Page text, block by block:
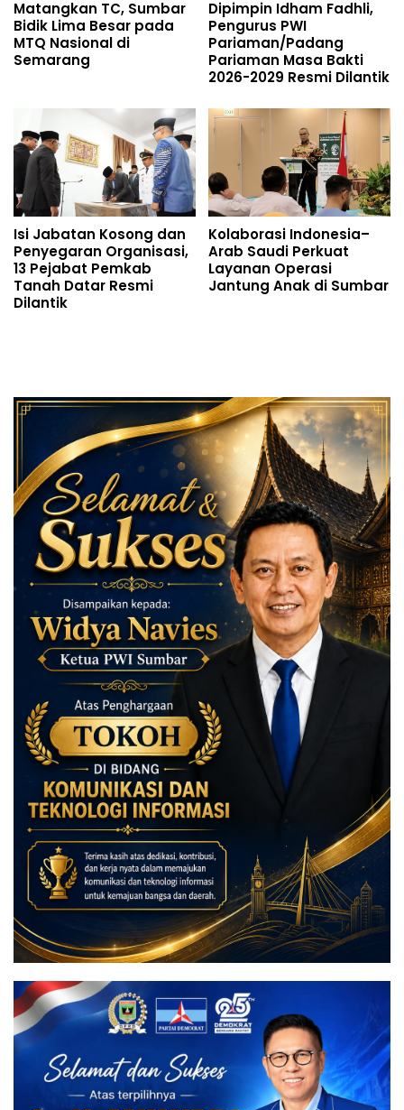
Matangkan TC, Sumbar
Bidik Lima Besar pada
MTQ Nasional di
Semarang
Dipimpin Idham Fadhli,
Pengurus PWI
Pariaman/Padang
Pariaman Masa Bakti
2026-2029 Resmi Dilantik
Isi Jabatan Kosong dan
Penyegaran Organisasi,
13 Pejabat Pemkab
Tanah Datar Resmi
Dilantik
Kolaborasi Indonesia–
Arab Saudi Perkuat
Layanan Operasi
Jantung Anak di Sumbar